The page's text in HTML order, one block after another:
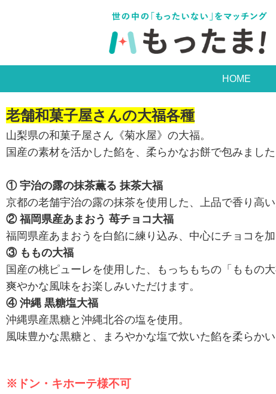
HOME
老舗和菓子屋さんの大福各種
山梨県の和菓子屋さん《菊水屋》の大福。
国産の素材を活かした餡を、柔らかなお餅で包みました
① 宇治の露の抹茶薫る 抹茶大福
京都の老舗宇治の露の抹茶を使用した、上品で香り高い
② 福岡県産あまおう 苺チョコ大福
福岡県産あまおうを白餡に練り込み、中心にチョコを
③ ももの大福
国産の桃ピューレを使用した、もっちもちの「ももの大
爽やかな風味をお楽しみいただけます。
④ 沖縄 黒糖塩大福
沖縄県産黒糖と沖縄北谷の塩を使用。
風味豊かな黒糖と、まろやかな塩で炊いた餡を柔らかい
※ドン・キホーテ様不可